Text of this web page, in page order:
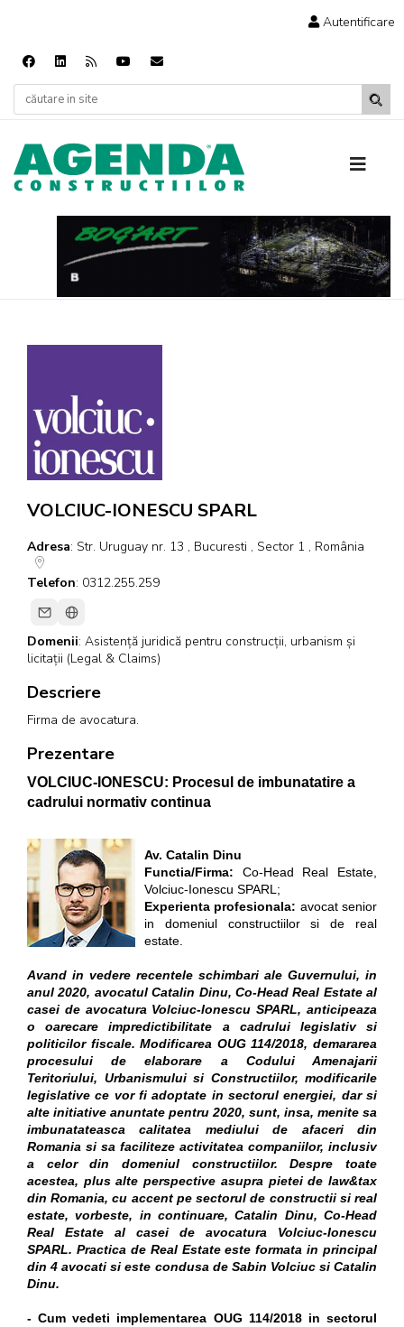
Autentificare
VOLCIUC-IONESCU SPARL
Adresa: Str. Uruguay nr. 13 , Bucuresti , Sector 1 , România
Telefon: 0312.255.259
Domenii: Asistență juridică pentru construcții, urbanism și
licitații (Legal & Claims)
Descriere
Firma de avocatura.
Prezentare
VOLCIUC-IONESCU: Procesul de imbunatatire a
cadrului normativ continua
Av. Catalin Dinu
Functia/Firma: Co-Head Real Estate,
Volciuc-Ionescu SPARL;
Experienta profesionala: avocat senior
in domeniul constructiilor si de real
estate.
Avand in vedere recentele schimbari ale Guvernului, in
anul 2020, avocatul Catalin Dinu, Co-Head Real Estate al
casei de avocatura Volciuc-Ionescu SPARL, anticipeaza
o oarecare impredictibilitate a cadrului legislativ si
politicilor fiscale. Modificarea OUG 114/2018, demararea
procesului de elaborare a Codului Amenajarii
Teritoriului, Urbanismului si Constructiilor, modificarile
legislative ce vor fi adoptate in sectorul energiei, dar si
alte initiative anuntate pentru 2020, sunt, insa, menite sa
imbunatateasca calitatea mediului de afaceri din
Romania si sa faciliteze activitatea companiilor, inclusiv
a celor din domeniul constructiilor. Despre toate
acestea, plus alte perspective asupra pietei de law&tax
din Romania, cu accent pe sectorul de constructii si real
estate, vorbeste, in continuare, Catalin Dinu, Co-Head
Real Estate al casei de avocatura Volciuc-Ionescu
SPARL. Practica de Real Estate este formata in principal
din 4 avocati si este condusa de Sabin Volciuc si Catalin
Dinu.
- Cum vedeti implementarea OUG 114/2018 in sectorul